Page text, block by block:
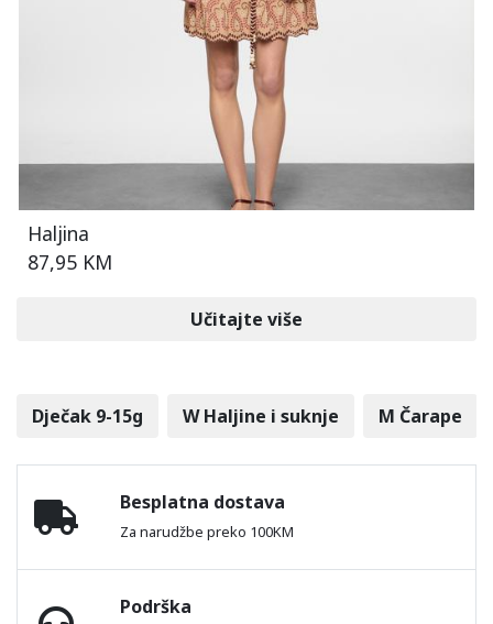
Haljina
87,95 KM
Učitajte više
Dječak 9-15g W Haljine i suknje M Čarape
Besplatna dostava
Za narudžbe preko 100KM
Podrška